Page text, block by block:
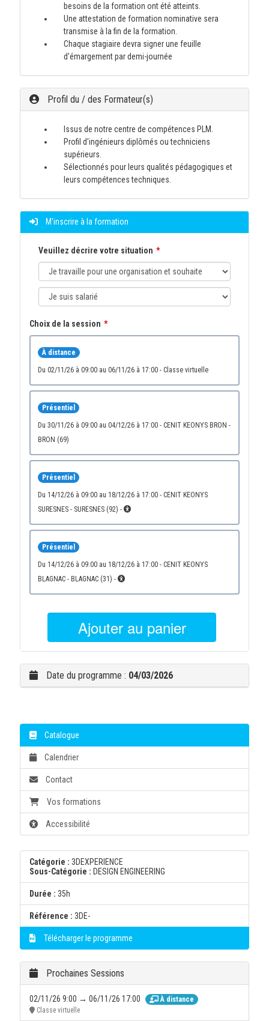
besoins de la formation ont été atteints.
Une attestation de formation nominative sera
transmise à la fin de la formation.
Chaque stagiaire devra signer une feuille
d'émargement par demi-journée
Profil du / des Formateur(s)
Issus de notre centre de compétences PLM.
Profil d'ingénieurs diplômés ou techniciens
supérieurs.
Sélectionnés pour leurs qualités pédagogiques et
leurs compétences techniques.
M'inscrire à la formation
Veuillez décrire votre situation
Choix de la session
À distance
du 02/11/26 à 09:00 au 06/11/26 à 17:00 - Classe virtuelle
Présentiel
du 30/11/26 à 09:00 au 04/12/26 à 17:00 - CENIT KEONYS BRON -
BRON (69)
Présentiel
du 14/12/26 à 09:00 au 18/12/26 à 17:00 - CENIT KEONYS
SURESNES - SURESNES (92) -
Présentiel
du 14/12/26 à 09:00 au 18/12/26 à 17:00 - CENIT KEONYS
BLAGNAC - BLAGNAC (31) -
Ajouter au panier
Date du programme : 04/03/2026
Catalogue
Calendrier
Contact
Vos formations
Accessibilité
Catégorie : 3DEXPERIENCE
Sous-Catégorie : DESIGN ENGINEERING
Durée : 35h
Référence : 3DE-
Télécharger le programme
Prochaines Sessions
02/11/26 9:00 → 06/11/26 17:00
À distance
Classe virtuelle